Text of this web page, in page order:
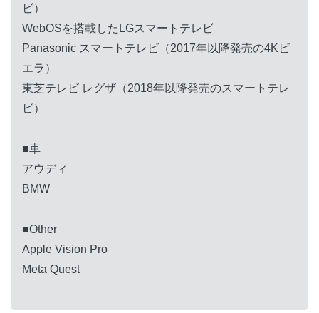
ビ）
WebOSを搭載したLGスマートテレビ
Panasonic スマートテレビ（2017年以降発売の4Kビ
エラ）
東芝テレビ レグザ（2018年以降発売のスマートテレ
ビ）
■車
アウディ
BMW
■Other
Apple Vision Pro
Meta Quest